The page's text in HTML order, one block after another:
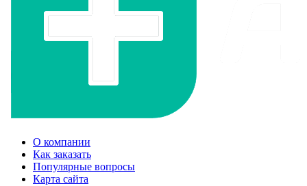
О компании
Как заказать
Популярные вопросы
Карта сайта